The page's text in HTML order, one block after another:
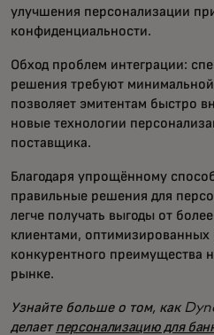
улучшения персонализации
конфиденциальности.
Обход проблем интеграции:
решения требуют
позволяет эмитентам быстро
новые технологии
поставщика.
Благодаря упрощённому
правильные решения для
легче получать выгоды от
клиентами, оптимизированных
конкурентного преимущества
рынке.
Узнайте больше о том, как
делаетперсонализацию для